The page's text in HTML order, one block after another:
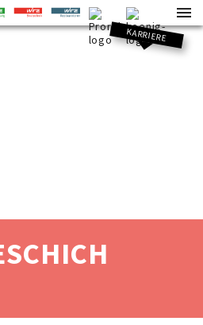
KARRIERE